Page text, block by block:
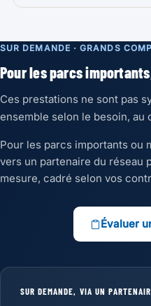
SUR DEMANDE · GRANDS
Pour les parcs
Ces prestations ne sont pas
ensemble selon le besoin, au
Pour les parcs importants ou
vers un partenaire du réseau
mesure, cadré selon vos
Évaluer
SUR DEMANDE, VIA UN